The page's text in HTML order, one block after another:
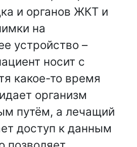
и органов ЖКТ и
на
устройство –
носит с
какое-то время
организм
путём, а лечащий
доступ к данным